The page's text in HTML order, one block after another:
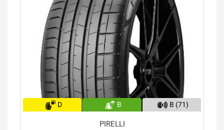
D B B (71)
PIRELLI